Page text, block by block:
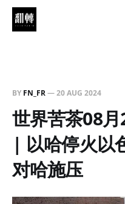
BY FN_FR—20 AUG 2024
世界苦茶08
| 以哈停火以
对哈施压